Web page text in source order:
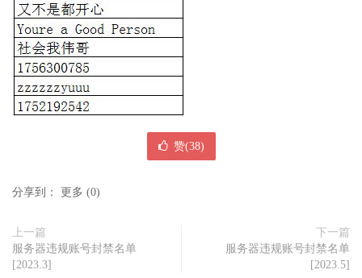
赞(38)
分享到： 更多 (0)
上一篇
服务器违规账号封禁名单
[2023.3]
下一篇
服务器违规账号封禁名单
[2023.5]